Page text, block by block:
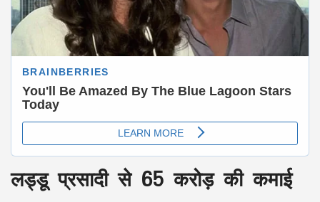
लड्डू प्रसादी से 65 करोड़ की कमाई